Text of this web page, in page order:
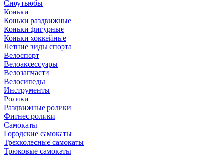
Сноутьюбы
Коньки
Коньки раздвижные
Коньки фигурные
Коньки хоккейные
Летние виды спорта
Велоспорт
Велоаксессуары
Велозапчасти
Велосипеды
Инструменты
Ролики
Раздвижные ролики
Фитнес ролики
Самокаты
Городские самокаты
Трехколесные самокаты
Трюковые самокаты